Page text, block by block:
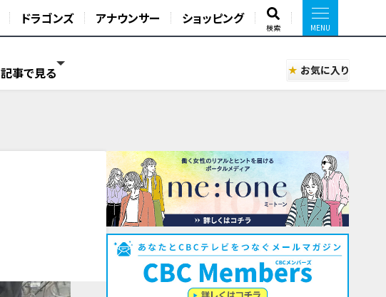
ドラゴンズ アナウンサー ショッピング
検索
記事で見る お気に入り